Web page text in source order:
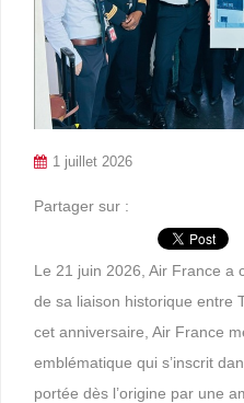
1 juillet 2026
Partager sur :
Le 21 juin 2026, Air France a
de sa liaison historique entre
cet anniversaire, Air France
emblématique qui s’inscrit
portée dès l’origine par une